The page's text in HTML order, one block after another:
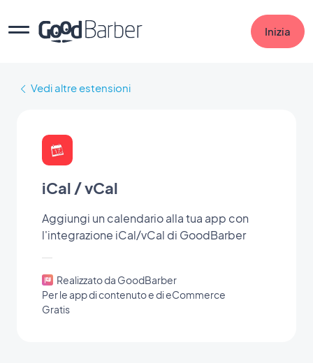
Inizia
Vedi altre estensioni
iCal / vCal
Aggiungi un calendario alla tua app con
l'integrazione iCal/vCal di GoodBarber
Realizzato da GoodBarber
Per le app di contenuto e di eCommerce
Gratis